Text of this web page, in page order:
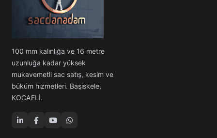
100 mm kalınlığa ve 16 metre
uzunluğa kadar yüksek
mukavemetli sac satış, kesim ve
büküm hizmetleri. Başiskele,
KOCAELİ.